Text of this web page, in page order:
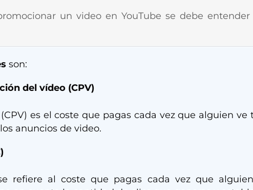
un video en YouTube se debe
son:
del vídeo (CPV)
es el coste que pagas cada vez que alguien
anuncios de video.
refiere al coste que pagas cada vez que